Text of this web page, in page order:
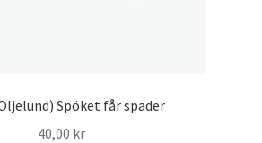
Spöket får spader
40,00 kr